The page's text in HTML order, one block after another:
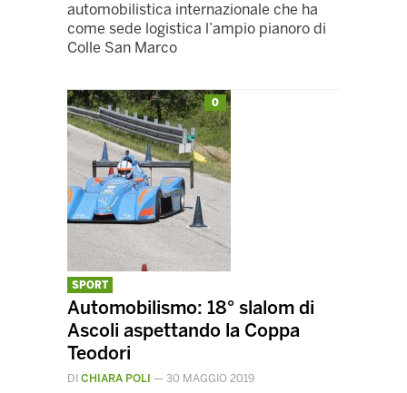
automobilistica internazionale che ha
come sede logistica l’ampio pianoro di
Colle San Marco
0
SPORT
Automobilismo: 18° slalom di
Ascoli aspettando la Coppa
Teodori
DI CHIARA POLI — 30 MAGGIO 2019